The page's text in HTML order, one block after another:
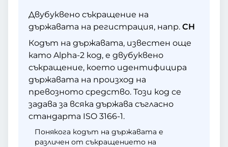
Двубуквено съкращение на
държавата на регистрация, напр. CH
Кодът на държавата, известен още
като Alpha-2 код, е двубуквено
съкращение, което идентифицира
държавата на произход на
превозното средство. Този код се
задава за всяка държава съгласно
стандарта ISO 3166-1.
Понякога кодът на държавата е
различен от съкращението на